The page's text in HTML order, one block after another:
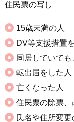
住民票の写し
15歳未満の人
DV等支援措置
同居していても
転出届をした人
亡くなった人
住民票の除票、
氏名や住所変